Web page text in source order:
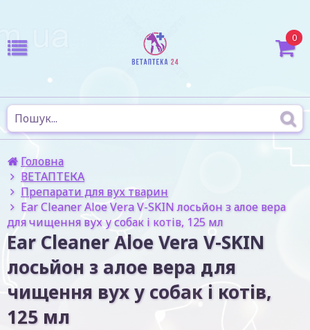
0
Головна
ВЕТАПТЕКА
Препарати для вух тварин
Ear Cleaner Aloe Vera V-SKIN лосьйон з алое вера
для чищення вух у собак і котів, 125 мл
Ear Cleaner Aloe Vera V-SKIN
лосьйон з алое вера для
чищення вух у собак і котів,
125 мл